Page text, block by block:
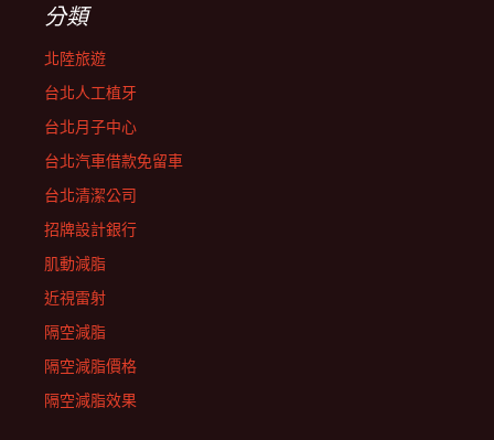
分類
北陸旅遊
台北人工植牙
台北月子中心
台北汽車借款免留車
台北清潔公司
招牌設計銀行
肌動減脂
近視雷射
隔空減脂
隔空減脂價格
隔空減脂效果